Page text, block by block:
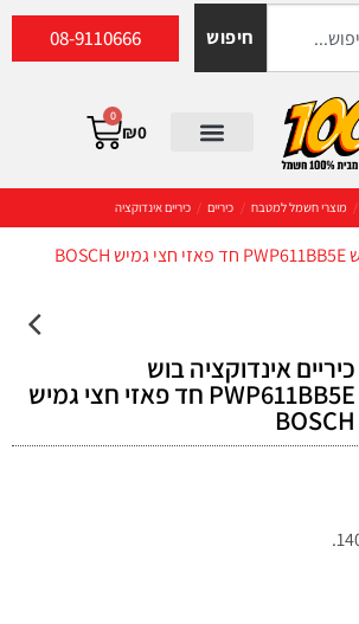
חיפוש 08-9110666
₪0
0
/ מוצרי חשמל למטבח / כיריים / כיריים אינדוקציה
כיריים אינדוקציה בוש
PWP611BB5E חד פאזי חצי גמיש
BOSCH